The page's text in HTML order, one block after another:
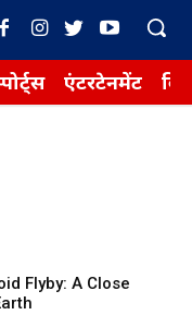
एंटरटेनमेंट
Flyby: A Close